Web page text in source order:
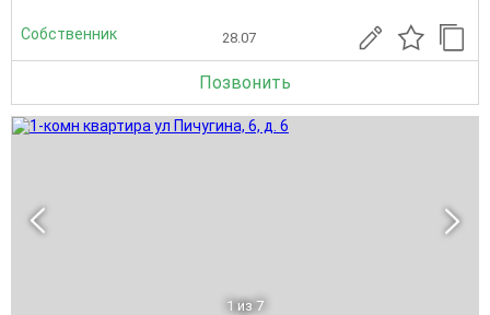
Собственник 28.07
Позвонить
1 из 7